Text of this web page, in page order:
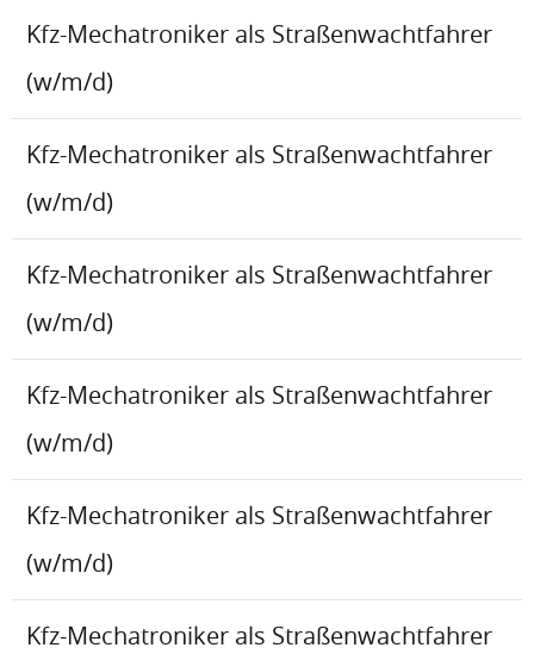
Kfz-Mechatroniker als Straßenwachtfahrer
(w/m/d)
Kfz-Mechatroniker als Straßenwachtfahrer
(w/m/d)
Kfz-Mechatroniker als Straßenwachtfahrer
(w/m/d)
Kfz-Mechatroniker als Straßenwachtfahrer
(w/m/d)
Kfz-Mechatroniker als Straßenwachtfahrer
(w/m/d)
Kfz-Mechatroniker als Straßenwachtfahrer